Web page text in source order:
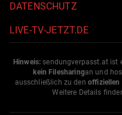
DATENSCHUTZ
LIVE-TV-JETZT.DE
Hinweis: sendungverpasst.at ist
kein Filesharingan und
ausschließlich zu den offiziellen
Weitere Details